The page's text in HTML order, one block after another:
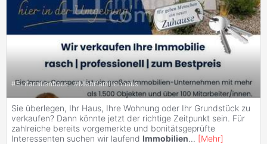
#Einfamilienhaus #Mehrfamilienhaus
Sie überlegen, Ihr Haus, Ihre Wohnung oder Ihr Grundstück zu
verkaufen? Dann könnte jetzt der richtige Zeitpunkt sein. Für
zahlreiche bereits vorgemerkte und bonitätsgeprüfte
Interessenten suchen wir laufend Immobilien... [Mehr]